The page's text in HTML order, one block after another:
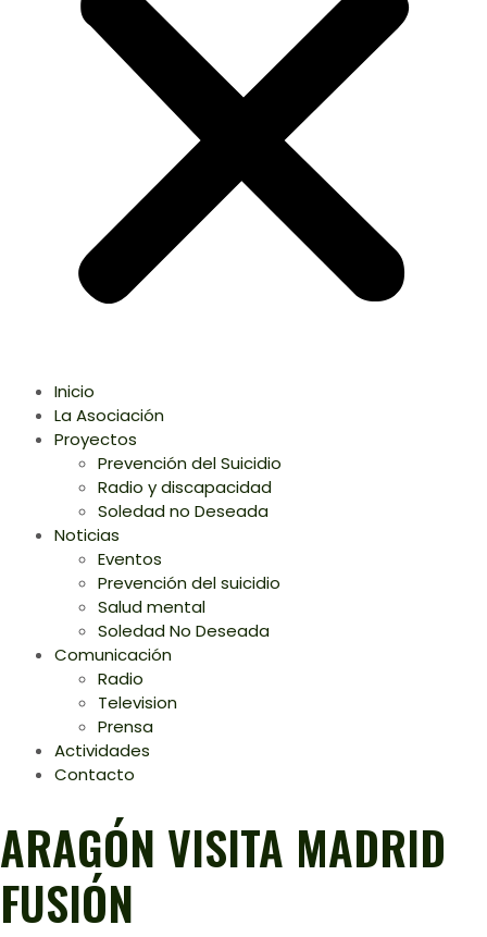
Inicio
La Asociación
Proyectos
Prevención del Suicidio
Radio y discapacidad
Soledad no Deseada
Noticias
Eventos
Prevención del suicidio
Salud mental
Soledad No Deseada
Comunicación
Radio
Television
Prensa
Actividades
Contacto
ARAGÓN VISITA MADRID
FUSIÓN